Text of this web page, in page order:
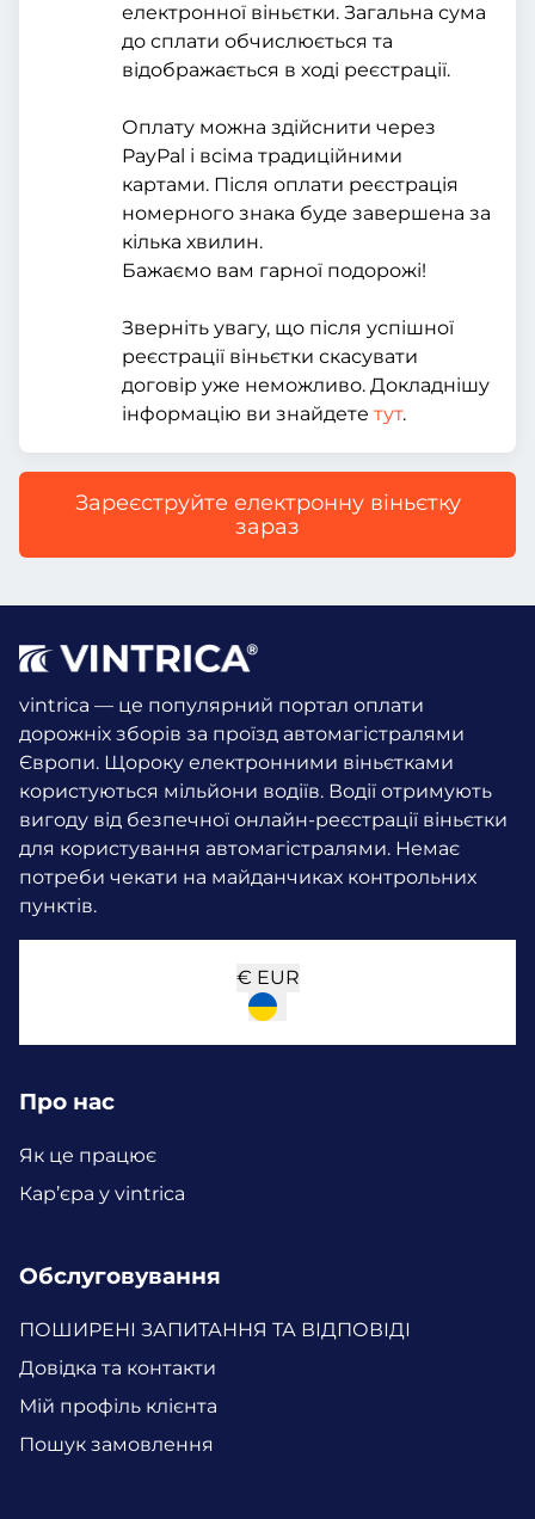
електронної віньєтки. Загальна сума
до сплати обчислюється та
відображається в ході реєстрації.
Оплату можна здійснити через
PayPal і всіма традиційними
картами. Після оплати реєстрація
номерного знака буде завершена за
кілька хвилин.
Бажаємо вам гарної подорожі!
Зверніть увагу, що після успішної
реєстрації віньєтки скасувати
договір уже неможливо. Докладнішу
інформацію ви знайдете тут.
Зареєструйте електронну віньєтку
зараз
vintrica — це популярний портал оплати
дорожніх зборів за проїзд автомагістралями
Європи. Щороку електронними віньєтками
користуються мільйони водіїв. Водії отримують
вигоду від безпечної онлайн-реєстрації віньєтки
для користування автомагістралями. Немає
потреби чекати на майданчиках контрольних
пунктів.
€ EUR
Про нас
Як це працює
Кар’єра у vintrica
Обслуговування
ПОШИРЕНІ ЗАПИТАННЯ ТА ВІДПОВІДІ
Довідка та контакти
Мій профіль клієнта
Пошук замовлення